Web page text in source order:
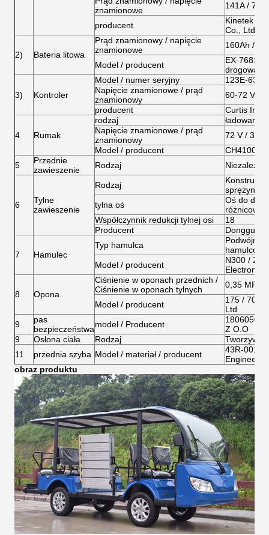
znamionowe
141A / 72
producent
Kinetek
Co., Ltd
2) Bateria litowa
Prąd znamionowy / napięcie
znamionowe
160Ah / 72
Model / producent
EX-
drogowa
3) Kontroler
Model / numer seryjny
123E-
Napięcie znamionowe / prąd
znamionowy
60-72 V /
producent
Curtis
4 Rumak
rodzaj
ładowarka
Napięcie znamionowe / prąd
znamionowy
72 V / 30 A.
Model / producent
CH4100 /
5
Przednie
zawieszenie
Rodzaj
6
Tylne
zawieszenie
Rodzaj
sprężyny
tylna oś
Oś do
Współczynnik redukcji tylnej osi
18
Producent
Dongguan
7 Hamulec
Typ hamulca
Podwójna
Model / producent
N300 /
Electronic
8 Opona
Ciśnienie w oponach przednich /
Ciśnienie w oponach tylnych
0,35 MPa /
Model / producent
175 /
Ltd
9
pas
bezpieczeństwamodel / Producent
18060501
Z O.O
9
Osłona ciała Rodzaj
Tworzywo
11
przednia szyba Model / materiał / producent
43R-
obraz produktu